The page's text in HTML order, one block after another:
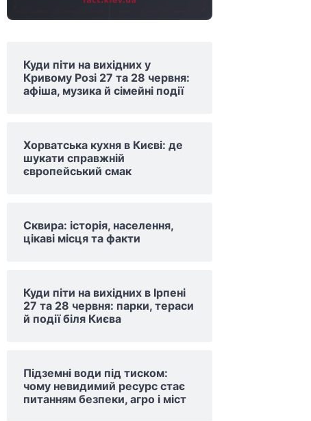
Куди піти на вихідних у
Кривому Розі 27 та 28 червня:
афіша, музика й сімейні події
Хорватська кухня в Києві: де
шукати справжній
європейський смак
Сквира: історія, населення,
цікаві місця та факти
Куди піти на вихідних в Ірпені
27 та 28 червня: парки, тераси
й події біля Києва
Підземні води під тиском:
чому невидимий ресурс стає
питанням безпеки, агро і міст